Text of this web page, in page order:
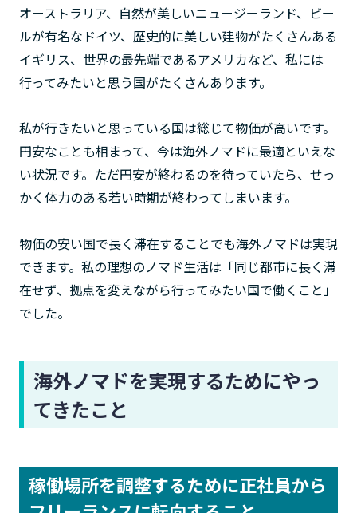
オーストラリア、自然が美しいニュージーランド、ビー
ルが有名なドイツ、歴史的に美しい建物がたくさんある
イギリス、世界の最先端であるアメリカなど、私には
行ってみたいと思う国がたくさんあります。
私が行きたいと思っている国は総じて物価が高いです。
円安なことも相まって、今は海外ノマドに最適といえな
い状況です。ただ円安が終わるのを待っていたら、せっ
かく体力のある若い時期が終わってしまいます。
物価の安い国で長く滞在することでも海外ノマドは実現
できます。私の理想のノマド生活は「同じ都市に長く滞
在せず、拠点を変えながら行ってみたい国で働くこと」
でした。
海外ノマドを実現するためにやっ
てきたこと
稼働場所を調整するために正社員から